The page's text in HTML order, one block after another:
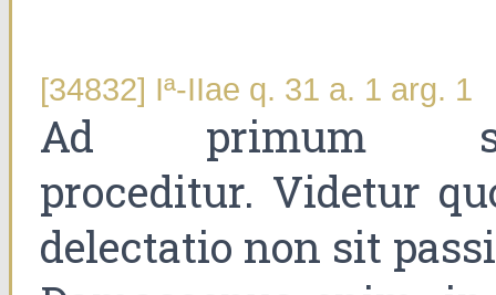
[34832] Iª-IIae q. 31 a. 1 arg. 1
Ad primum
proceditur. Videtur
delectatio non sit